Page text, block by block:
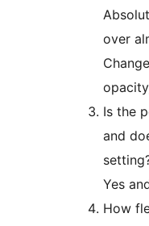
over
Is the
and
Yes
How